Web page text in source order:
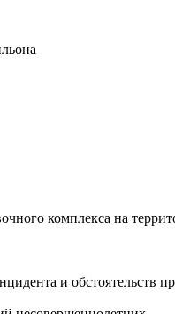
комплекса на
и обстоятельств